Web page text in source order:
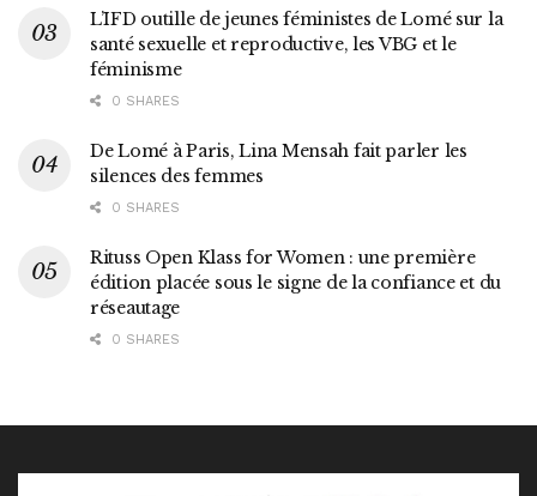
L’IFD outille de jeunes féministes de Lomé sur la
santé sexuelle et reproductive, les VBG et le
féminisme
0 SHARES
De Lomé à Paris, Lina Mensah fait parler les
silences des femmes
0 SHARES
Rituss Open Klass for Women : une première
édition placée sous le signe de la confiance et du
réseautage
0 SHARES